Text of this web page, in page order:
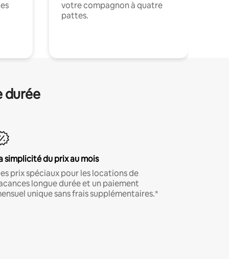
votre compagnon à quatre
pattes.
durée
simplicité du prix au mois
prix spéciaux pour les locations de
longue durée et un paiement
unique sans frais supplémentaires.*